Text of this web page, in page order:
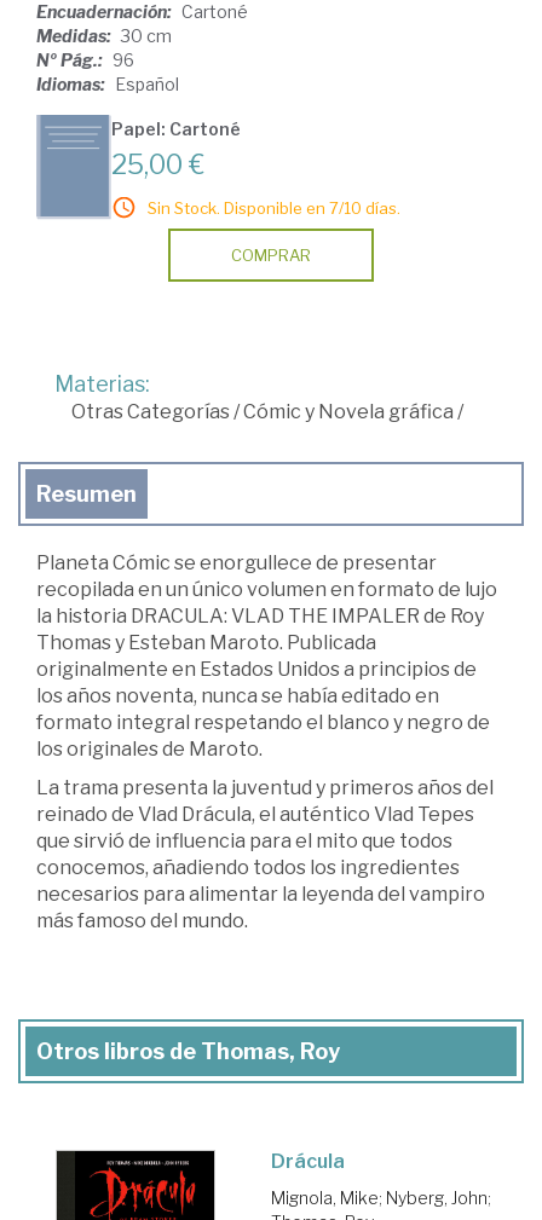
Encuadernación: Cartoné
Medidas: 30 cm
Nº Pág.: 96
Idiomas: Español
Papel: Cartoné
25,00 €
Sin Stock. Disponible en 7/10 días.
COMPRAR
Materias:
Otras Categorías/Cómic y Novela gráfica /
Resumen
Planeta Cómic se enorgullece de presentar
recopilada en un único volumen en formato de lujo
la historia DRACULA: VLAD THE IMPALER de Roy
Thomas y Esteban Maroto. Publicada
originalmente en Estados Unidos a principios de
los años noventa, nunca se había editado en
formato integral respetando el blanco y negro de
los originales de Maroto.
La trama presenta la juventud y primeros años del
reinado de Vlad Drácula, el auténtico Vlad Tepes
que sirvió de influencia para el mito que todos
conocemos, añadiendo todos los ingredientes
necesarios para alimentar la leyenda del vampiro
más famoso del mundo.
Otros libros de Thomas, Roy
Drácula
Mignola, Mike; Nyberg, John;